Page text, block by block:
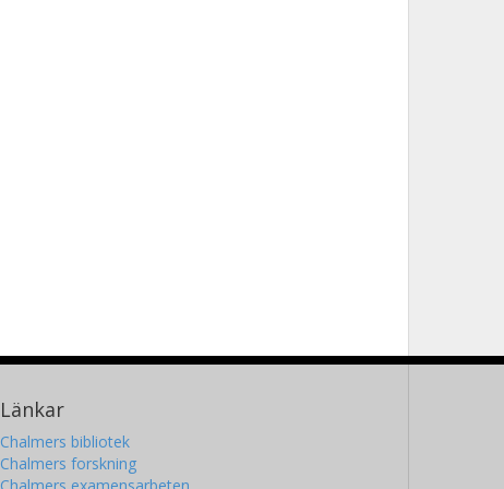
Länkar
Chalmers bibliotek
Chalmers forskning